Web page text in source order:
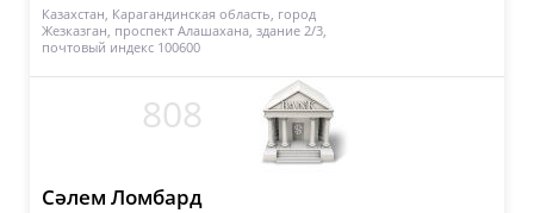
Казахстан, Карагандинская область, город
Жезказган, проспект Алашахана, здание 2/3,
почтовый индекс 100600
808
Сәлем Ломбард